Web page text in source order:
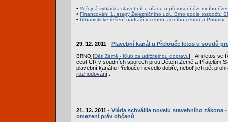
• Veřejná vyhláška stavebního úřadu o přerušení územního
• Financování 1. etapy Železničního uzlu Brno podle rozpočtu
• Urbanistické řešení nádraží v centru, Jižního centra a Ponavy
29. 12. 2011 - Plavební kanál u Přelouče letos u soudů
BRNO [Děti Země - Klub za udržitelnou dopravu] - Ani letos se
cest ČR v soudních sporech proti Dětem Země a Přátelům
plavební kanál u Přelouče nevedlo dobře, neboť jich pět
rozhodování::
21. 12. 2011 - Vláda schválila novelu stavebního zákona
omezení práv občanů